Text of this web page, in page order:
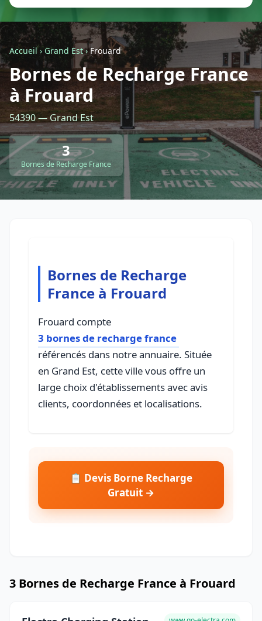
Je ne sais pas encore
Autre
Retour à la liste des métiers
CGU-Confidentialité- Service proposé parViteUnDevis.com-Vous
Accueil› Grand Est›Frouard
Bornes de Recharge France
à Frouard
54390 — Grand Est
3
Bornes de Recharge France
Bornes de Recharge
France à Frouard
Frouard compte
3 bornes de recharge france
référencés dans notre annuaire. Située
en Grand Est, cette ville vous offre un
large choix d'établissements avec avis
clients, coordonnées et localisations.
📋 Devis Borne Recharge
Gratuit →
3 Bornes de Recharge France à Frouard